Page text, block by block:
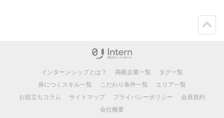
インターンシップとは？ 掲載企業一覧
タグ一覧
身につくスキル一覧
こだわり条件一覧
エリア一覧
お役立ちコラム
サイトマップ プライバシーポリシー
会員規約
会社概要